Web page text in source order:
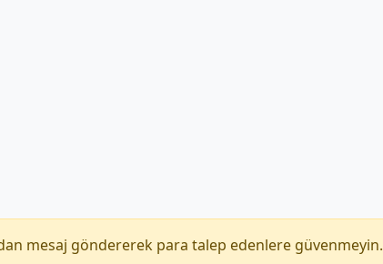
mesaj göndererek para talep edenlere güvenmeyin.